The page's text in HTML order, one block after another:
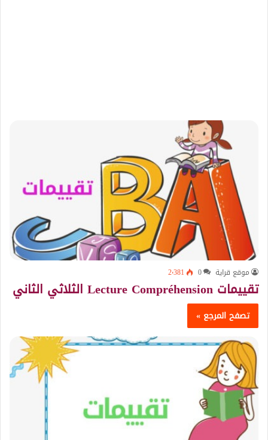
موقع قراية 0 2٬381
تقييمات Lecture Compréhension الثلاثي الثاني
تصفح المرجع »